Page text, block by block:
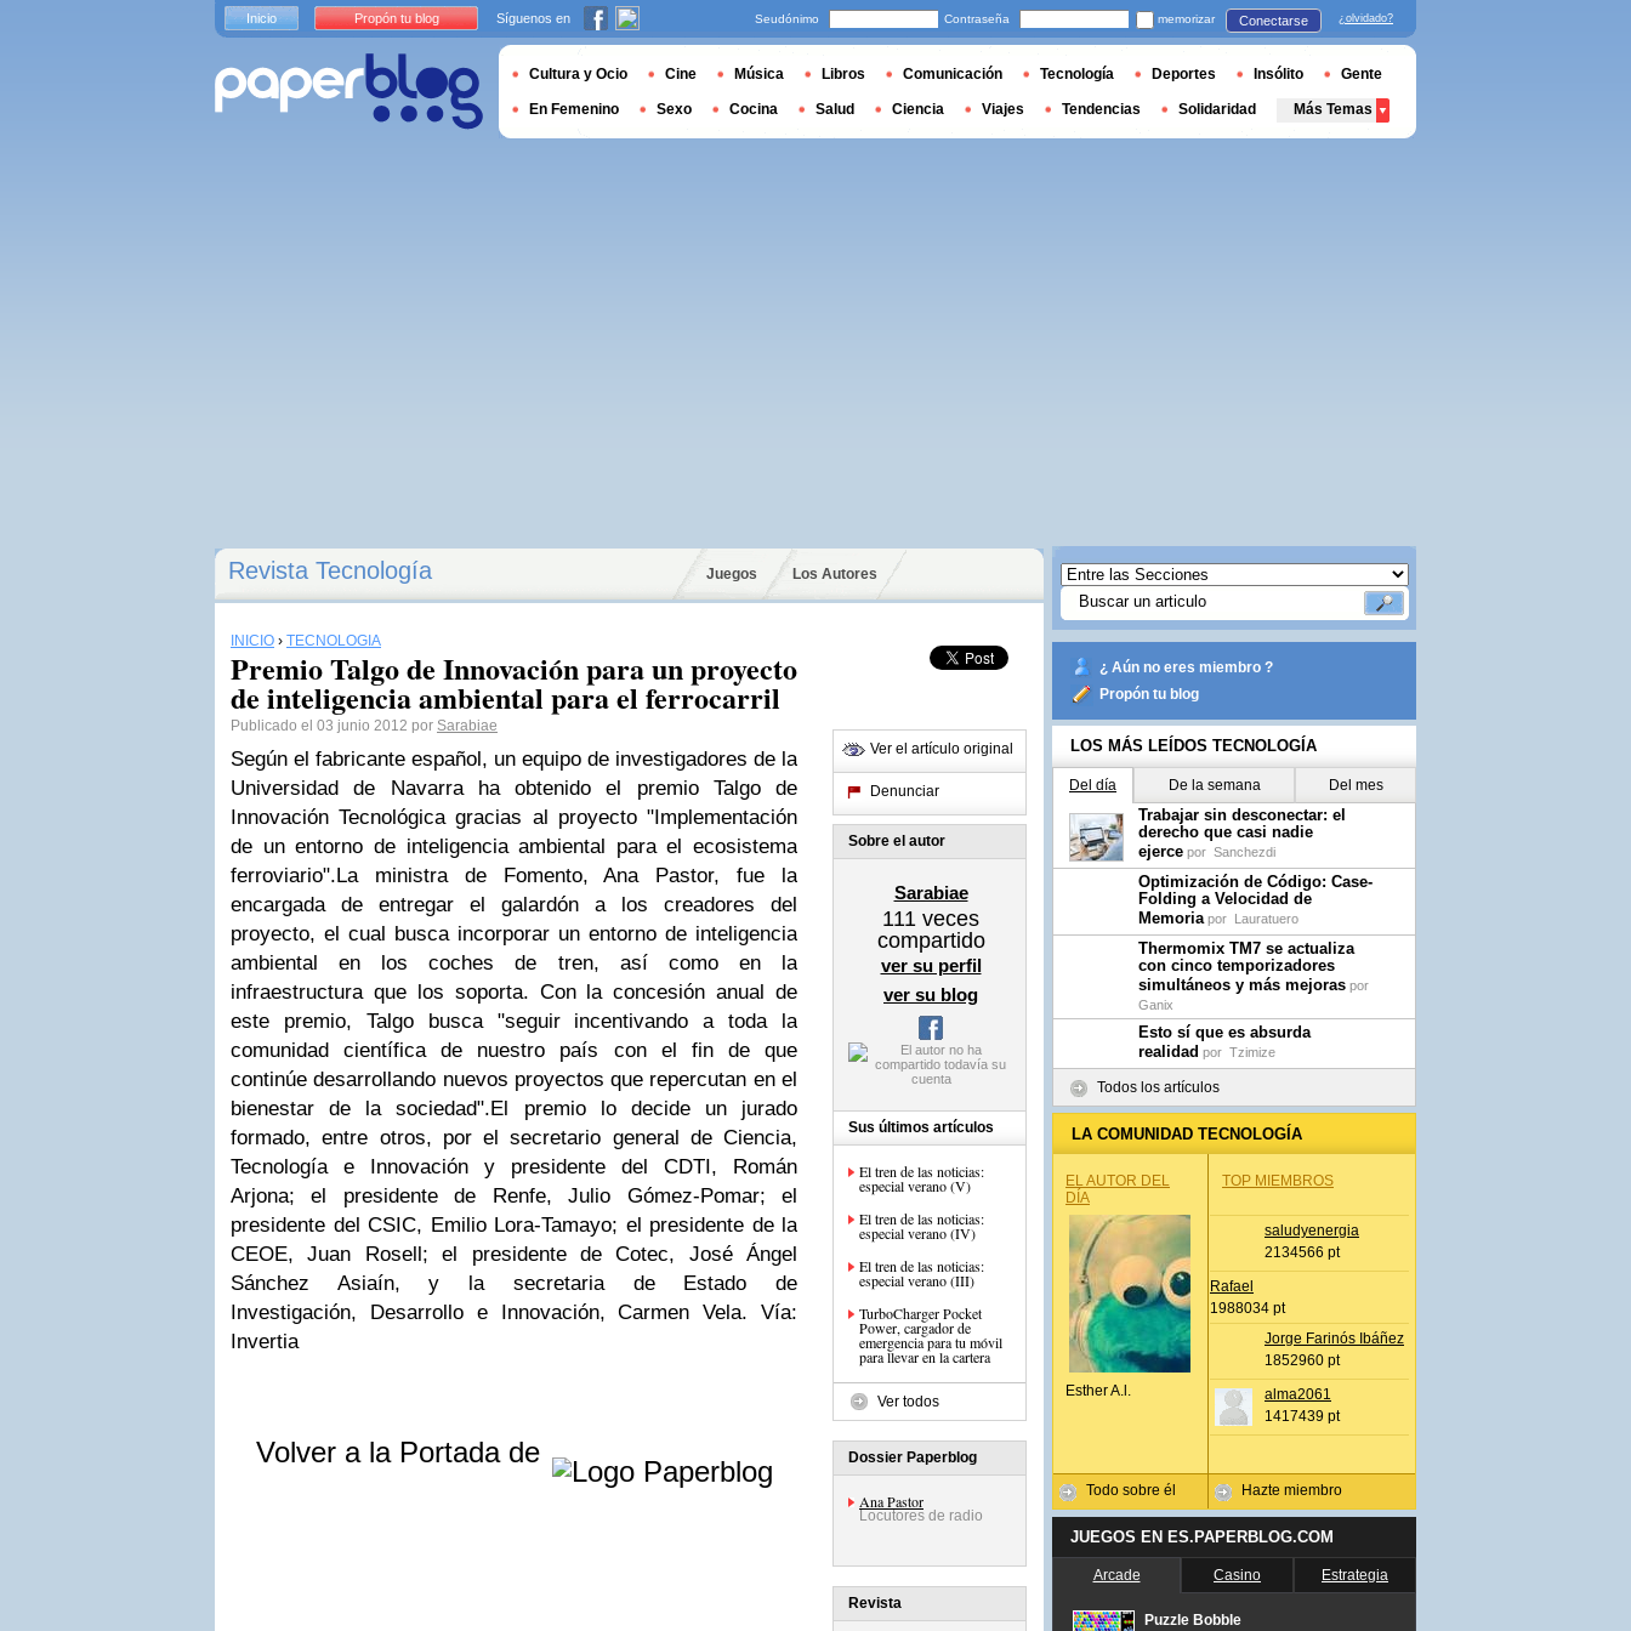
Revista Tecnología Juegos Los Autores
INICIO › TECNOLOGÍA
Premio Talgo de Innovación para un proyecto
de inteligencia ambiental para el ferrocarril
Publicado el 03 junio 2012 por Sarabiae
Según el fabricante español, un equipo de investigadores de la
Universidad de Navarra ha obtenido el premio Talgo de
Innovación Tecnológica gracias al proyecto "Implementación
de un entorno de inteligencia ambiental para el ecosistema
ferroviario".La ministra de Fomento, Ana Pastor, fue la
encargada de entregar el galardón a los creadores del
proyecto, el cual busca incorporar un entorno de inteligencia
ambiental en los coches de tren, así como en la
infraestructura que los soporta. Con la concesión anual de
este premio, Talgo busca "seguir incentivando a toda la
comunidad científica de nuestro país con el fin de que
continúe desarrollando nuevos proyectos que repercutan en el
bienestar de la sociedad".El premio lo decide un jurado
formado, entre otros, por el secretario general de Ciencia,
Tecnología e Innovación y presidente del CDTI, Román
Arjona; el presidente de Renfe, Julio Gómez-Pomar; el
presidente del CSIC, Emilio Lora-Tamayo; el presidente de la
CEOE, Juan Rosell; el presidente de Cotec, José Ángel
Sánchez Asiaín, y la secretaria de Estado de
Investigación, Desarrollo e Innovación, Carmen Vela. Vía:
Invertia
Volver a la Portada de
Ver el artículo original
Denunciar
Sobre el autor
Sarabiae
111 veces
compartido
ver su perfil
ver su blog
Sus últimos artículos
El tren de las noticias:
especial verano (V)
El tren de las noticias:
especial verano (IV)
El tren de las noticias:
especial verano (III)
TurboCharger Pocket
Power, cargador de
emergencia para tu móvil
para llevar en la cartera
Ver todos
Dossier Paperblog
Ana Pastor
Locutores de radio
Revista
¿ Aún no eres miembro ?
Propón tu blog
LOS MÁS LEÍDOS TECNOLOGÍA
Del día De la semana Del mes
Trabajar sin desconectar: el
derecho que casi nadie
ejerce por Sanchezdi
Optimización de Código: Case-
Folding a Velocidad de
Memoria por Lauratuero
Thermomix TM7 se actualiza
con cinco temporizadores
simultáneos y más mejoras por
Ganix
Esto sí que es absurda
realidad por Tzimize
Todos los artículos
LA COMUNIDAD TECNOLOGÍA
EL AUTOR DEL
DÍA
Esther A.l.
Todo sobre él
TOP MIEMBROS
saludyenergia
2134566 pt
Rafael
1988034 pt
Jorge Farinós Ibáñez
1852960 pt
alma2061
1417439 pt
Hazte miembro
JUEGOS EN ES.PAPERBLOG.COM
Arcade Casino Estrategia
Puzzle Bobble
Inicio Propón tu blog Síguenos en Seudónimo Contraseña memorizar Conectarse ¿olvidado?
Cultura y Ocio Cine Música Libros Comunicación Tecnología Deportes Insólito Gente
En Femenino Sexo Cocina Salud Ciencia Viajes Tendencias Solidaridad Más Temas